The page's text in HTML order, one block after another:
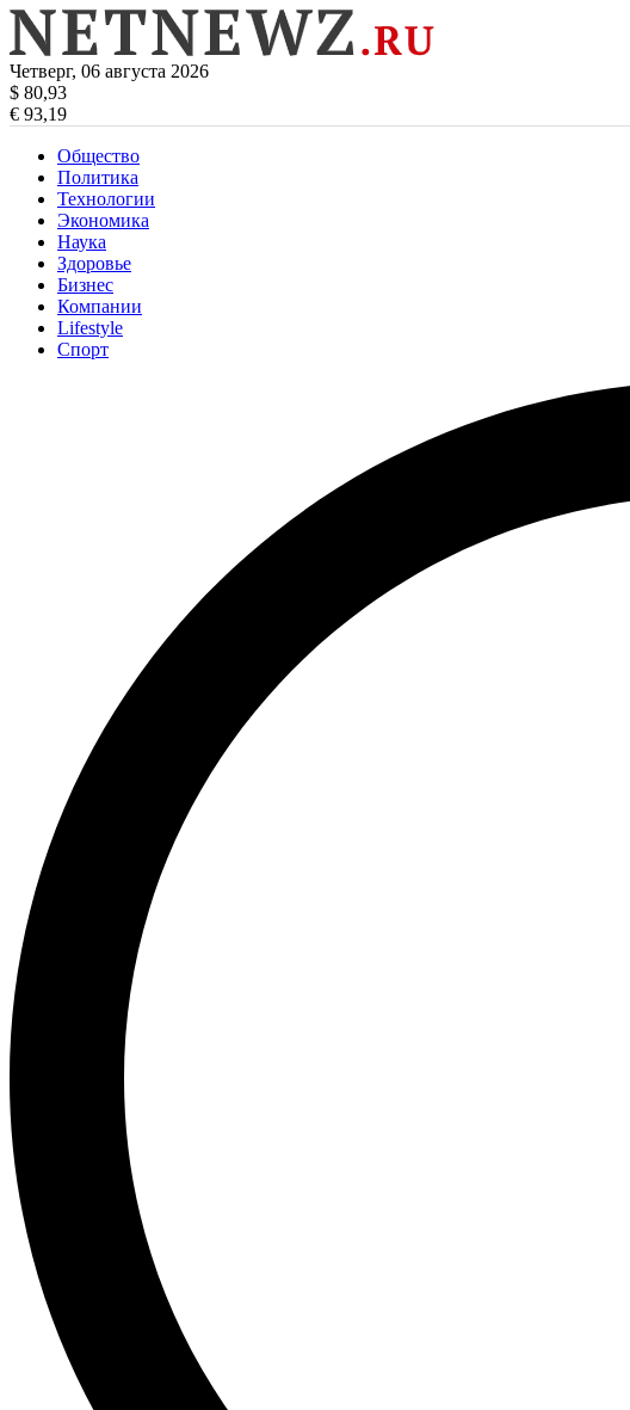
Четверг, 06 августа 2026
$ 80,93
€ 93,19
Общество
Политика
Технологии
Экономика
Наука
Здоровье
Бизнес
Компании
Lifestyle
Спорт